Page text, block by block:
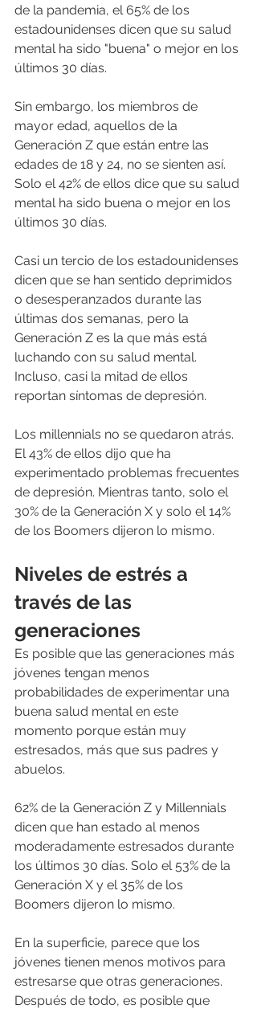
de la pandemia, el 65% de los
estadounidenses dicen que su salud
mental ha sido "buena" o mejor en los
últimos 30 días.
Sin embargo, los miembros de
mayor edad, aquellos de la
Generación Z que están entre las
edades de 18 y 24, no se sienten así.
Solo el 42% de ellos dice que su salud
mental ha sido buena o mejor en los
últimos 30 días.
Casi un tercio de los estadounidenses
dicen que se han sentido deprimidos
o desesperanzados durante las
últimas dos semanas, pero la
Generación Z es la que más está
luchando con su salud mental.
Incluso, casi la mitad de ellos
reportan síntomas de depresión.
Los millennials no se quedaron atrás.
El 43% de ellos dijo que ha
experimentado problemas frecuentes
de depresión. Mientras tanto, solo el
30% de la Generación X y solo el 14%
de los Boomers dijeron lo mismo.
Niveles de estrés a
través de las
generaciones
Es posible que las generaciones más
jóvenes tengan menos
probabilidades de experimentar una
buena salud mental en este
momento porque están muy
estresados, más que sus padres y
abuelos.
62% de la Generación Z y Millennials
dicen que han estado al menos
moderadamente estresados ​​durante
los últimos 30 días. Solo el 53% de la
Generación X y el 35% de los
Boomers dijeron lo mismo.
En la superficie, parece que los
jóvenes tienen menos motivos para
estresarse que otras generaciones.
Después de todo, es posible que